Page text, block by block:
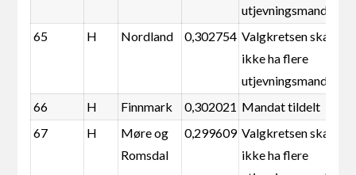
utjevningsmandater
65
H Nordland 0,302754 Valgkretsen skal
ikke ha flere
utjevningsmandater
66
H Finnmark 0,302021 Mandat tildelt
67
H
Møre og
Romsdal
0,299609 Valgkretsen skal
ikke ha flere